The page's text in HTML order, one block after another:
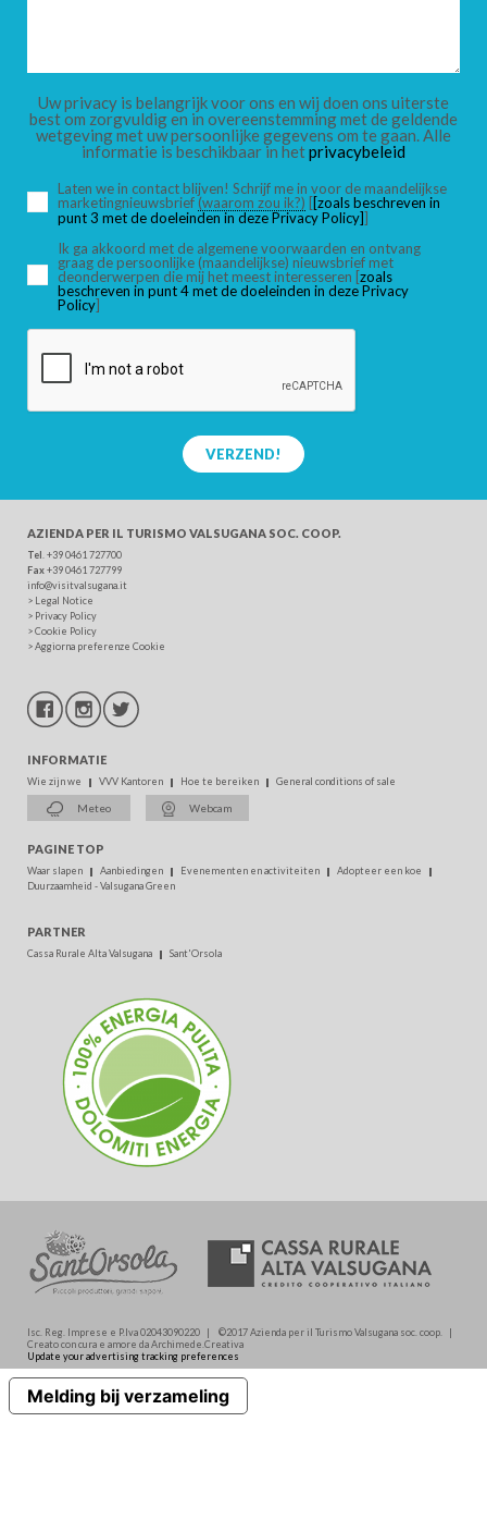
KINDEREN
ZOEK
Uw privacy is belangrijk voor ons en wij doen ons uiterste
best om zorgvuldig en in overeenstemming met de geldende
wetgeving met uw persoonlijke gegevens om te gaan. Alle
informatie is beschikbaar in hetprivacybeleid
Laten we in contact blijven! Schrijf me in voor de maandelijkse
marketingnieuwsbrief (waarom zou ik?) [[zoals beschreven in
punt 3 met de doeleinden in deze Privacy Policy]]
Ik ga akkoord met de algemene voorwaarden en ontvang
graag de persoonlijke (maandelijkse) nieuwsbrief met
deonderwerpen die mij het meest interesseren [zoals
beschreven in punt 4 met de doeleinden in deze Privacy
Policy]
VERZEND!
AZIENDA PER IL TURISMO VALSUGANA SOC. COOP.
Tel . +39 0461 727700
Fax+39 0461 727799
info@visitvalsugana.it
> Legal Notice
> Privacy Policy
>Cookie Policy
>Aggiorna preferenze Cookie
INFORMATIE
Wie zijn we VVV Kantoren Hoe te bereiken General conditions of sale
Meteo Webcam
PAGINE TOP
Waar slapen Aanbiedingen Evenementen en activiteiten
Adopteer een koe
Duurzaamheid - Valsugana Green
PARTNER
Cassa Rurale Alta Valsugana Sant'Orsola
Isc. Reg. Imprese e P.Iva 02043090220 | ©2017 Azienda per il Turismo Valsugana soc. coop. |
Creato con cura e amore da Archimede.Creativa
Update your advertising tracking preferences
Melding bij verzameling